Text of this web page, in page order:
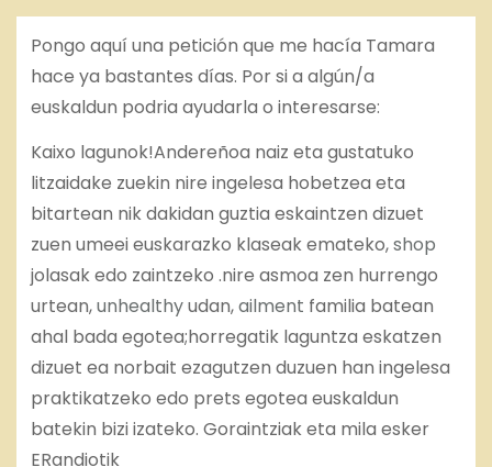
Pongo aquí una petición que me hacía Tamara
hace ya bastantes días. Por si a algún/a
euskaldun podria ayudarla o interesarse:
Kaixo lagunok!Andereñoa naiz eta gustatuko
litzaidake zuekin nire ingelesa hobetzea eta
bitartean nik dakidan guztia eskaintzen dizuet
zuen umeei euskarazko klaseak emateko,shop
jolasak edo zaintzeko .nire asmoa zen hurrengo
urtean,unhealthyudan,ailment familia batean
ahal bada egotea;horregatik laguntza eskatzen
dizuet ea norbait ezagutzen duzuen han ingelesa
praktikatzeko edo prets egotea euskaldun
batekin bizi izateko. Goraintziak eta mila esker
ERandiotik